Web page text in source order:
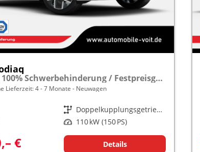
Sportline 100% Schwerbehinderung / Festpreisgarantie* Modelljahr 1.5 TSI Mild-Hybrid 150PS DSG "Sonderangebot bei Schwerbehinderung" frei konfigurierbar!
Lieferzeit: 4 - 7 Monate Neuwagen
Getriebe
Doppelkupplungsgetriebe (DSG)
Leistung 110 kW (150 PS)
€ Details